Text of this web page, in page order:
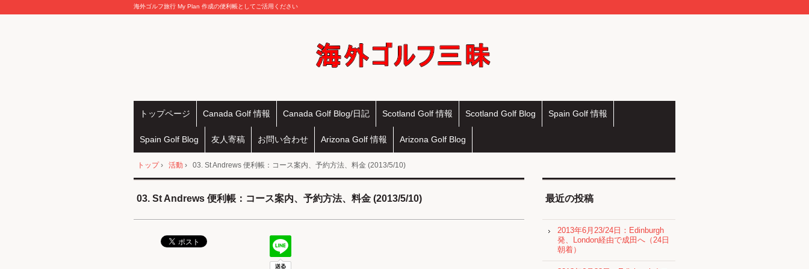
海外ゴルフ旅行 My Plan 作成の便利帳としてご活用ください
トップページ Canada Golf 情報 Canada Golf Blog/日記 Scotland Golf 情報 Scotland Golf Blog Spain Golf 情報
Spain Golf Blog 友人寄稿 お問い合わせ Arizona Golf 情報 Arizona Golf Blog
トップ› 活動 › 03. St Andrews 便利帳：コース案内、予約方法、料金 (2013/5/10)
03. St Andrews 便利帳：コース案内、予約方法、料金 (2013/5/10) 最近の投稿
2013年6月23/24日：Edinburgh
発、London経由で成田へ（24日
朝着）